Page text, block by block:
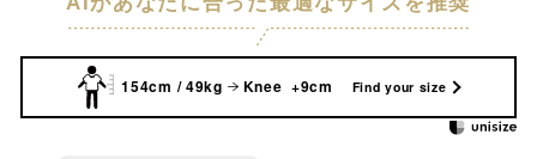
154cm / 49kg Knee +9cm Find your size